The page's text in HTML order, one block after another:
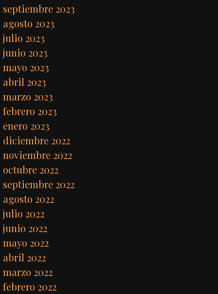
septiembre 2023
agosto 2023
julio 2023
junio 2023
mayo 2023
abril 2023
marzo 2023
febrero 2023
enero 2023
diciembre 2022
noviembre 2022
octubre 2022
septiembre 2022
agosto 2022
julio 2022
junio 2022
mayo 2022
abril 2022
marzo 2022
febrero 2022